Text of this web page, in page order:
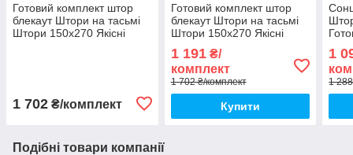
Готовий комплект штор
блекаут Штори на тасьмі
Штори 150x270 Якісні
1 702 ₴/комплект
Готовий комплект штор
блекаут Штори на тасьмі
Штори 150x270 Якісні
бежевий
1 191₴/
комплект
1 702 ₴/комплект
Купити
1
1
Подібні товари компанії